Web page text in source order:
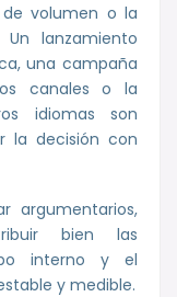
volumen o la
lanzamiento
una campaña
canales o la
idiomas son
la decisión con
argumentarios,
bien las
interno y el
y medible.